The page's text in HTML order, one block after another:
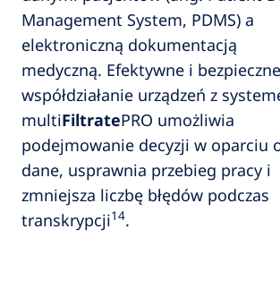
Management System, PDMS) a
elektroniczną dokumentacją
medyczną. Efektywne i bezpieczne
współdziałanie urządzeń z
multiFiltratePRO umożliwia
podejmowanie decyzji w oparciu
dane, usprawnia przebieg pracy i
zmniejsza liczbę błędów podczas
transkrypcji14.